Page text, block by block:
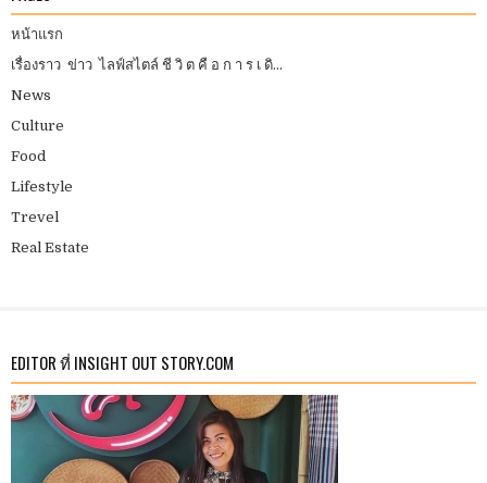
หน้าแรก
เรื่องราว ข่าว ไลฟ์สไตล์ ชี วิ ต คื อ ก า ร เ ดิ...
News
Culture
Food
Lifestyle
Trevel
Real Estate
EDITOR ที่ INSIGHT OUT STORY.COM